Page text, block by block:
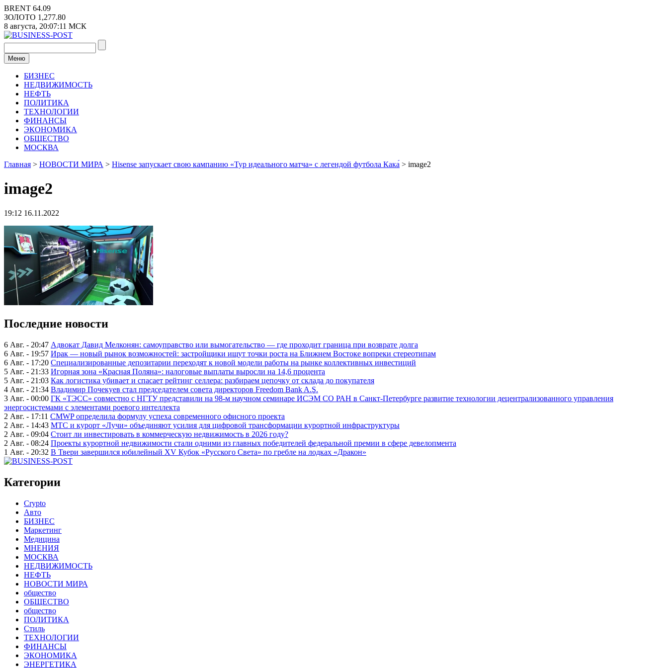
Перейти
к
содержимому
BRENT 64.09
ЗОЛОТО 1,277.80
8 августа, 20:07:11 МСК
Меню
БИЗНЕС
НЕДВИЖИМОСТЬ
НЕФТЬ
ПОЛИТИКА
ТЕХНОЛОГИИ
ФИНАНСЫ
ЭКОНОМИКА
ОБЩЕСТВО
МОСКВА
Главная > НОВОСТИ МИРА > Hisense запускает свою кампанию «Тур идеального матча» с легендой футбола Кака́ > image2
image2
19:12 16.11.2022
Последние новости
6 Авг. - 20:47 Адвокат Давид Мелконян: самоуправство или вымогательство — где проходит граница при возврате долга
6 Авг. - 19:57 Ирак — новый рынок возможностей: застройщики ищут точки роста на Ближнем Востоке вопреки стереотипам
6 Авг. - 17:20 Специализированные депозитарии переходят к новой модели работы на рынке коллективных инвестиций
5 Авг. - 21:33 Игорная зона «Красная Поляна»: налоговые выплаты выросли на 14,6 процента
5 Авг. - 21:03 Как логистика убивает и спасает рейтинг селлера: разбираем цепочку от склада до покупателя
4 Авг. - 21:34 Владимир Почекуев стал председателем совета директоров Freedom Bank A.Ş.
3 Авг. - 00:00 ГК «ТЭСС» совместно с НГТУ представили на 98-м научном семинаре ИСЭМ СО РАН в Санкт-Петербурге развитие технологии децентрализованного управления
энергосистемами с элементами роевого интеллекта
2 Авг. - 17:11 CMWP определила формулу успеха современного офисного проекта
2 Авг. - 14:43 МТС и курорт «Лучи» объединяют усилия для цифровой трансформации курортной инфраструктуры
2 Авг. - 09:04 Стоит ли инвестировать в коммерческую недвижимость в 2026 году?
2 Авг. - 08:24 Проекты курортной недвижимости стали одними из главных победителей федеральной премии в сфере девелопмента
1 Авг. - 20:32 В Твери завершился юбилейный XV Кубок «Русского Света» по гребле на лодках «Дракон»
Категории
Crypto
Авто
БИЗНЕС
Маркетинг
Медицина
МНЕНИЯ
МОСКВА
НЕДВИЖИМОСТЬ
НЕФТЬ
НОВОСТИ МИРА
общество
ОБЩЕСТВО
общество
ПОЛИТИКА
Стиль
ТЕХНОЛОГИИ
ФИНАНСЫ
ЭКОНОМИКА
ЭНЕРГЕТИКА